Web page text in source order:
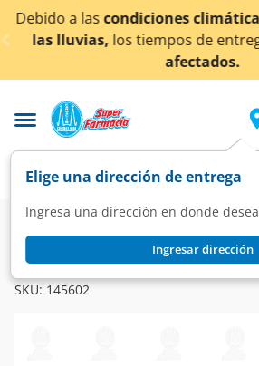
< div class="carousel-inner">
ocasionadas por
entregapodrían verse
Elige una dirección de entrega
Ingresa una dirección en donde
Ingresar dirección
Farmacia Dermatología
Isox 100 mg, 6 Cápsulas 1+1.
SKU: 145602